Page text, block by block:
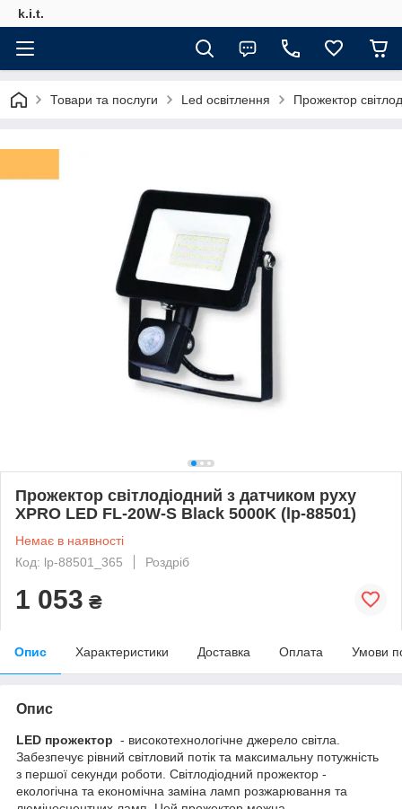
k.i.t.
Товари та послуги Led освітлення Прожектор
Прожектор світлодіодний з датчиком руху
XPRO LED FL-20W-S Black 5000K (lp-88501)
Немає в наявності
Код: lp-88501_365
Роздріб
1 053 ₴
Опис Характеристики Доставка Оплата Умови
Опис
LED прожектор - високотехнологічне джерело світла.
Забезпечує рівний світловий потік та максимальну потужність
з першої секунди роботи. Світлодіодний прожектор -
екологічна та економічна заміна ламп розжарювання та